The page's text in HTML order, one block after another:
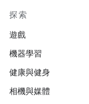
探索
遊戲
機器學習
健康與健身
相機與媒體